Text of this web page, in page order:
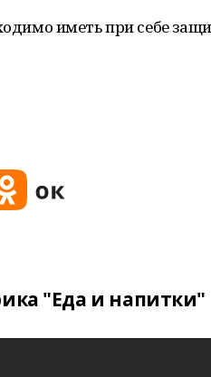
иметь при себе
"Еда и напитки"